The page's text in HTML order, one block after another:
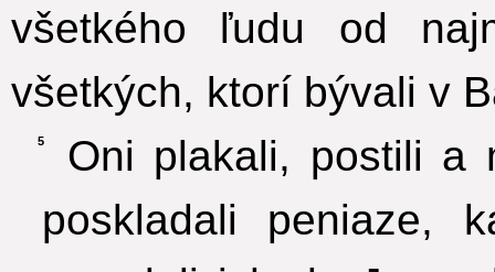
všetkého ľudu od
všetkých, ktorí bývali v
5
Oni plakali, postili a
poskladali peniaze,